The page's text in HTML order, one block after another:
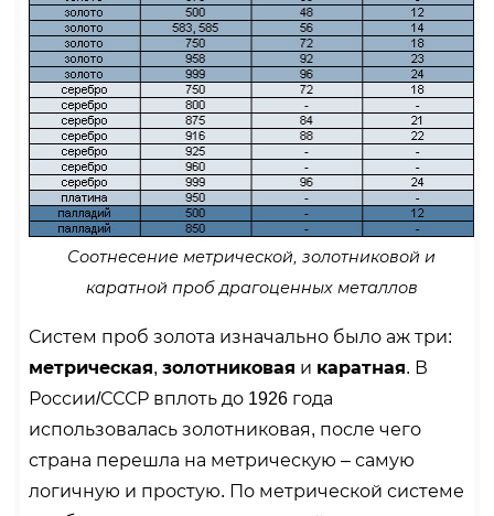
Соотнесение метрической, золотниковой и
каратной проб драгоценных металлов
Систем проб золота изначально было аж три:
метрическая,золотниковая и каратная. В
России/СССР вплоть до 1926 года
использовалась золотниковая, после чего
страна перешла на метрическую – самую
логичную и простую. По метрической системе